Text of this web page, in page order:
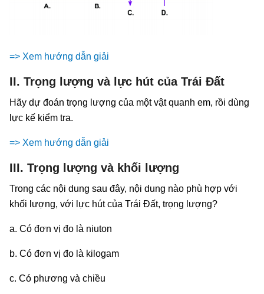
=> Xem hướng dẫn giải
II. Trọng lượng và lực hút của Trái Đất
Hãy dự đoán trọng lượng của một vật quanh em, rồi dùng
lực kế kiểm tra.
=> Xem hướng dẫn giải
III. Trọng lượng và khối lượng
Trong các nội dung sau đây, nội dung nào phù hợp với
khối lượng, với lực hút của Trái Đất, trọng lượng?
a. Có đơn vị đo là niuton
b. Có đơn vị đo là kilogam
c. Có phương và chiều